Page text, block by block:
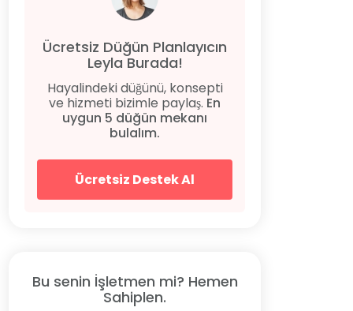
Ücretsiz Düğün Planlayıcın
Leyla Burada!
Hayalindeki düğünü, konsepti
ve hizmeti bizimle paylaş. En
uygun 5 düğün mekanı
bulalım.
Ücretsiz Destek Al
Bu senin İşletmen mi? Hemen
Sahiplen.